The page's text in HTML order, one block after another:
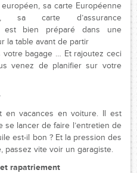
sa carte Européenne
sa carte d’assurance
est bien préparé dans une
la table avant de partir
votre bagage … Et rajoutez ceci
venez de planifier sur votre
en vacances en voiture. Il est
se lancer de faire l’entretien de
est-il bon ? Et la pression des
passez vite voir un garagiste.
et rapatriement